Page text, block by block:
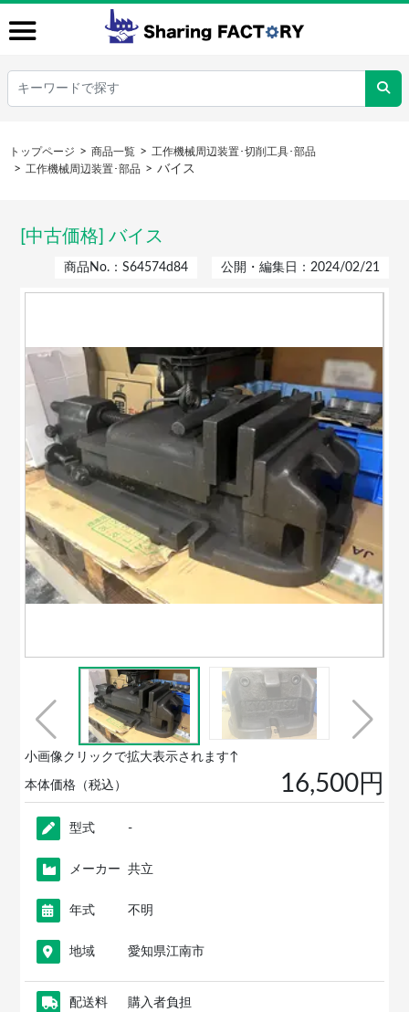
トップページ 商品一覧
工作機械周辺装置･切削工具･部品
工作機械周辺装置･部品
バイス
[中古価格] バイス
商品No.：S64574d84 公開・編集日：2024/02/21
小画像クリックで拡大表示されます↑
本体価格（税込） 16,500円
型式 -
メーカー 共立
年式 不明
地域 愛知県江南市
配送料 購入者負担